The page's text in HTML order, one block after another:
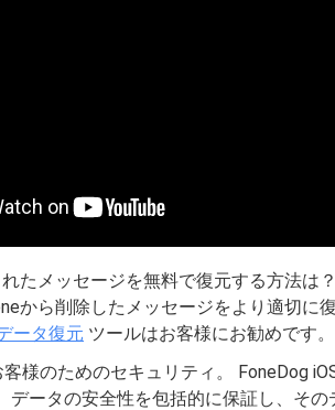
たメッセージを無料で復元する方法は
から削除したメッセージをより適切に
ータ復元 ツールはお客様にお勧めです。
客様のためのセキュリティ。 FoneDog
データの安全性を包括的に保証し、そ